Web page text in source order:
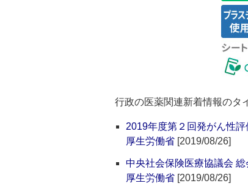
行政の医薬関連新着情報のタ
2019年度第２回発がん性
厚生労働省 [2019/08/26]
中央社会保険医療協議会
厚生労働省 [2019/08/26]